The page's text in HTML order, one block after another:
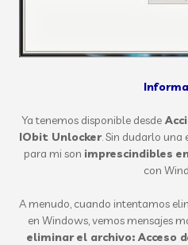
Ya tenemos disponible desde
IObit Unlocker. Sin dudarlo una
para mi son imprescindibles
con
A menudo, cuando intentamos
en Windows, vemos mensajes
eliminar el archivo: Acceso